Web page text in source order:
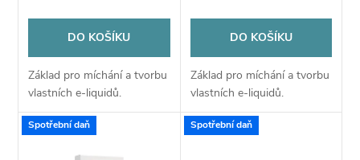
d
u
r
o
d
u
DO KOŠÍKU
Základ pro míchání a tvorbu
vlastních e-liquidů.
DO KOŠÍKU
Základ pro míchání a tvorbu
vlastních e-liquidů.
Spotřební daň Spotřební daň